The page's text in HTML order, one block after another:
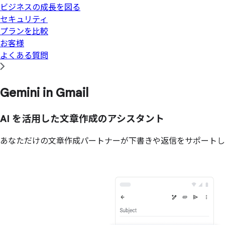
ビジネスの成長を図る
セキュリティ
プランを比較
お客様
よくある質問
Gemini in Gmail
AI を活用した文章作成のアシスタント
あなただけの文章作成パートナーが下書きや返信をサポート